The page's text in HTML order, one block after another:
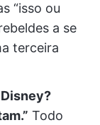
“isso ou
a se
terceira
Todo